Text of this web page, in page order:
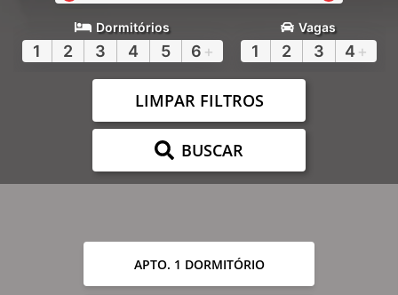
Dormitórios
1 2 3 4 5 6 +
Vagas
1 2 3 4 +
LIMPAR FILTROS
BUSCAR
APTO. 1 DORMITÓRIO